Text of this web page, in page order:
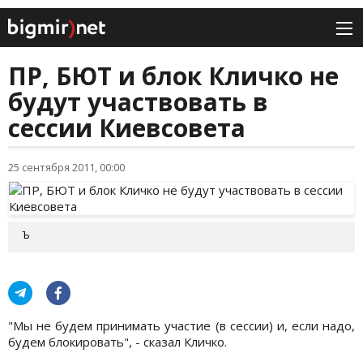
ПР, БЮТ и блок Кличко не
будут участвовать в
сессии Киевсовета
25 сентября 2011, 00:00
Ъ
"Мы не будем принимать участие (в сессии) и, если надо,
будем блокировать", - сказал Кличко.